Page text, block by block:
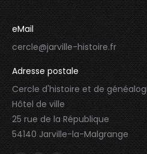
eMail
cercle@jarville-histoire.fr
Adresse postale
Cercle d'histoire et de
Hôtel de ville
25 rue de la République
54140 Jarville-la-Malgrange